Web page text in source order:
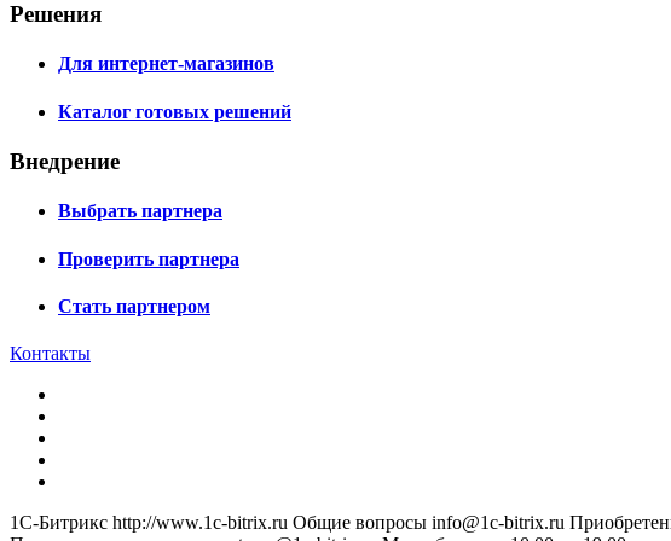
Решения
Для интернет-магазинов
Каталог готовых решений
Внедрение
Выбрать партнера
Проверить партнера
Стать партнером
Контакты
1С-Битрикс http://www.1c-bitrix.ru Общие вопросы info@1c-bitrix.ru